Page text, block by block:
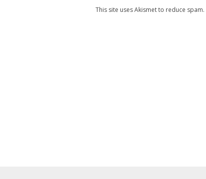
This site uses Akismet to reduce spam.